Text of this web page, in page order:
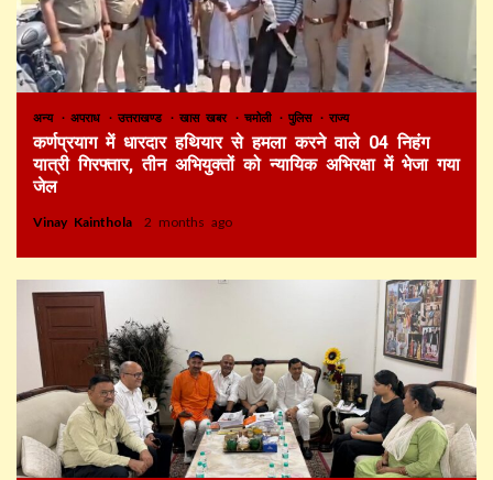
अन्य अपराध उत्तराखण्ड खास खबर चमोली पुलिस राज्य
कर्णप्रयाग में धारदार हथियार से हमला करने वाले 04 निहंग
यात्री गिरफ्तार, तीन अभियुक्तों को न्यायिक अभिरक्षा में भेजा गया
जेल
Vinay Kainthola 2 months ago